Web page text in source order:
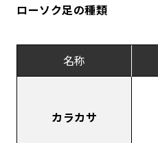
ローソク足の種類
名称
カラカサ